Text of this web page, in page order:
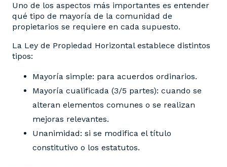
Uno de los aspectos más importantes es entender
qué tipo de mayoría de la comunidad de
propietarios se requiere en cada supuesto.
La Ley de Propiedad Horizontal establece distintos
tipos:
Mayoría simple: para acuerdos ordinarios.
Mayoría cualificada (3/5 partes): cuando se
alteran elementos comunes o se realizan
mejoras relevantes.
Unanimidad: si se modifica el título
constitutivo o los estatutos.